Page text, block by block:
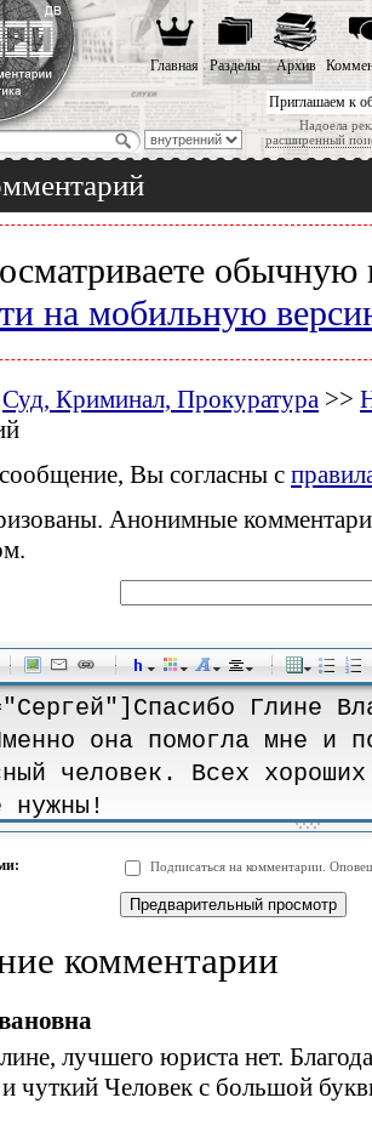
Приглашаем к
Надоела
расширенный
Главная Разделы Архив
обычную
на мобильную
Суд, Криминал, Прокуратура >>
Вы согласны с
Анонимные
-
-
-
-
-
-
-
-
-
-
-
-
-
-
-
-
-
-
-
-
-
-
-
Подписаться на комментарии.
комментарии
лучшего юриста нет.
чуткий Человек с большой